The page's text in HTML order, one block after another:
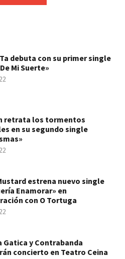
debuta con su primer single
Mi Suerte»
retrata los tormentos
en su segundo single
estrena nuevo single
Enamorar» en
con O Tortuga
Gatica y Contrabanda
concierto en Teatro Ceina